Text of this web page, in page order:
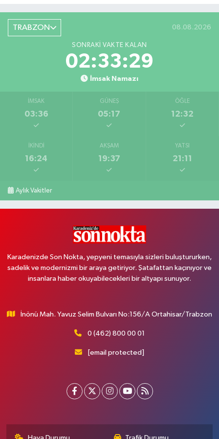
TRABZON 08.08.2026
SONRAKI VAKTE KALAN
02:33:29
İmsak Namazı
İMSAK
03:36
GÜNEŞ
05:17
ÖĞLE
12:32
İKINDI
16:24
AKŞAM
19:37
YATSI
21:11
Aylık Vakitler
Karadenizde Son Nokta, yepyeni temasıyla sizleri buluştururken,
sadelik ve modernizmi bir araya getiriyor. Şatafattan kaçınıyor ve
insanlara haber okuyabilecekleri bir altyapı sunuyor.
İnönü Mah. Yavuz Selim Bulvarı No:156/A Ortahisar/Trabzon
0 (462) 800 00 01
[email protected]